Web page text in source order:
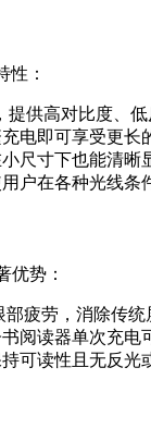
性：
供高对比度、低
电即可享受更长
尺寸下也能清晰
户在各种光线条
优势：
疲劳，消除传统
阅读器单次充电
可读性且无反光